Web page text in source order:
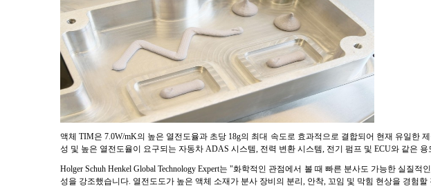
액체 TIM은 7.0W/mK의 높은 열전도율과 초당 18g의 최대 속도로 효과적으로 결합되어 현재 유일한
성 및 높은 열전도율이 요구되는 자동차 ADAS 시스템, 전력 변환 시스템, 전기 펌프 및 ECU와 같은 용
Holger Schuh Henkel Global Technology Expert는 "화학적인 관점에서 볼 때 빠른 분사도 가능한 실
성을 강조했습니다. 열전도도가 높은 액체 소재가 분사 장비의 분리, 안착, 꼬임 및 막힘 현상을 경험